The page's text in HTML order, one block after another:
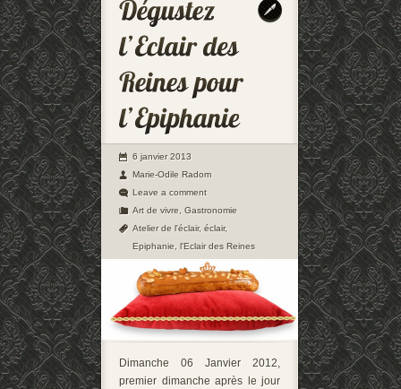
6 janvier 2013
Marie-Odile Radom
Leave a comment
Art de vivre
Gastronomie
Atelier de l'éclair, éclair,
Epiphanie
l'Eclair des Reines
Dimanche 06 Janvier 2012,
premier dimanche après le jour